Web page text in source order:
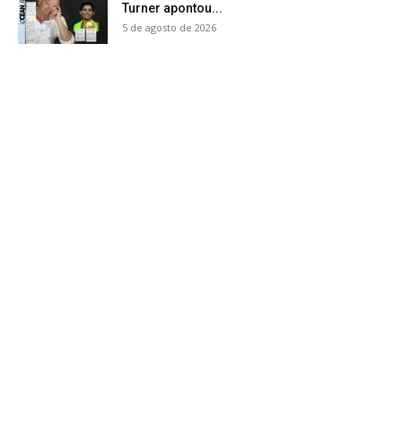
Turner apontou...
5 de agosto de 2026